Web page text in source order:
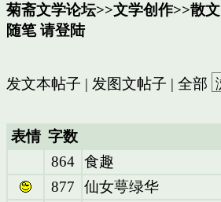
菊斋文学论坛>>文学创作>>散文
随笔 请登陆
发文本帖子 | 发图文帖子 | 全部
表情 字数
864 食趣
877
仙女萼绿华